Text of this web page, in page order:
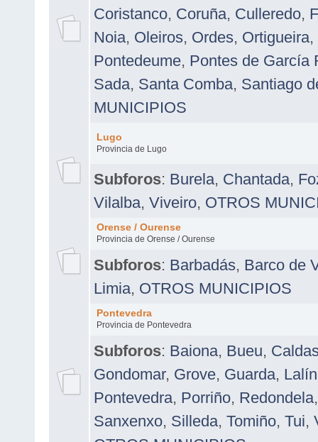
Coristanco, Coruña, Culleredo,
Noia, Oleiros, Ordes, Ortigueira,
Pontedeume, Pontes de García
Sada, Santa Comba, Santiago
MUNICIPIOS
Lugo
Provincia de Lugo
Subforos: Burela, Chantada,
Vilalba, Viveiro, OTROS
Orense / Ourense
Provincia de Orense / Ourense
Subforos: Barbadás, Barco de
Limia, OTROS MUNICIPIOS
Pontevedra
Provincia de Pontevedra
Subforos: Baiona, Bueu,
Gondomar, Grove, Guarda, Lalín
Pontevedra, Porriño, Redondela
Sanxenxo, Silleda, Tomiño, Tui,